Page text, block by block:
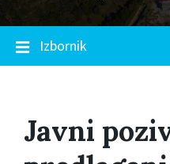
Izbornik
Javni